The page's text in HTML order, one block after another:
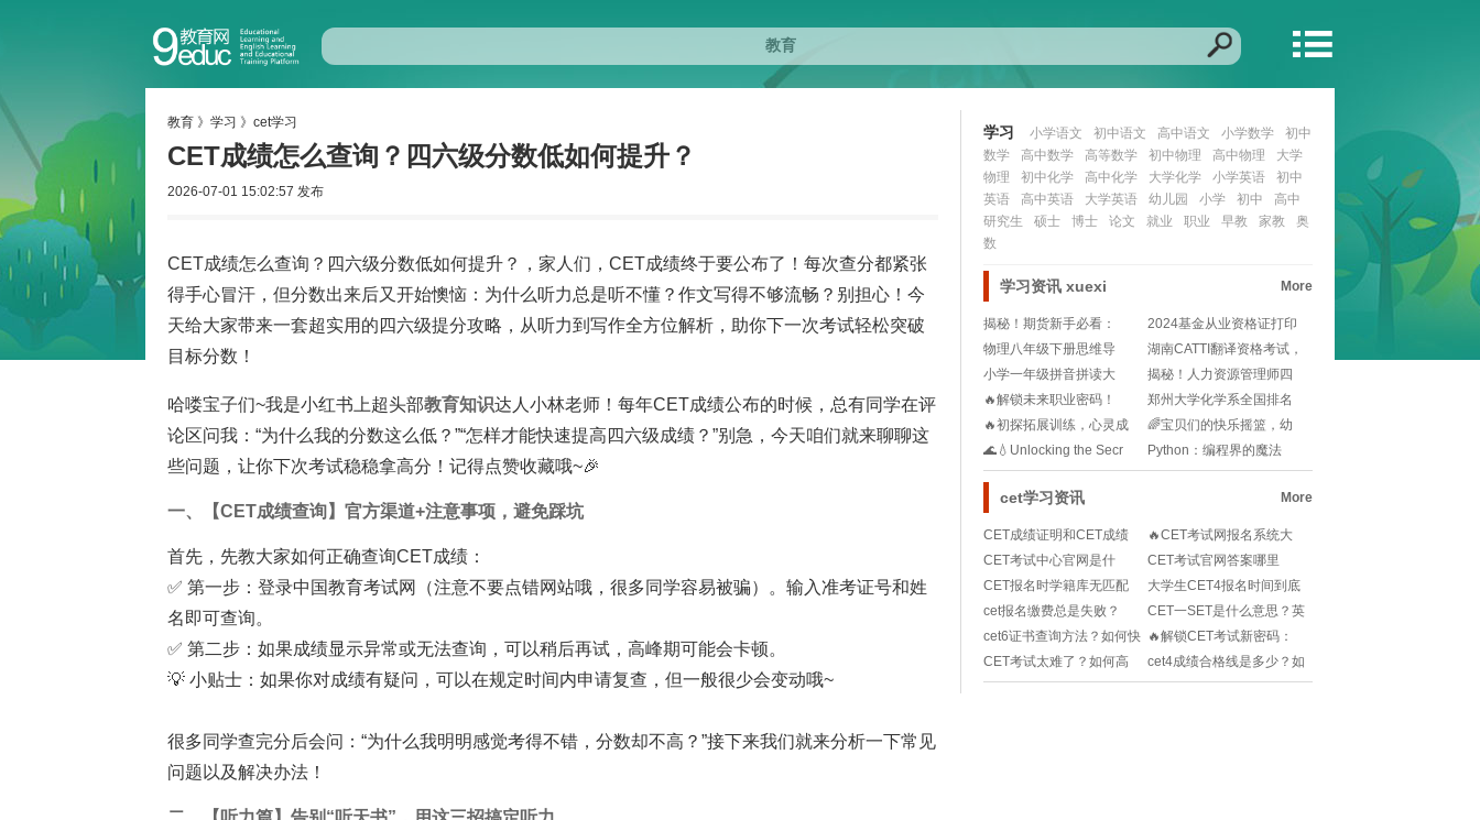
教育 》 学习 》 cet学习
CET成绩怎么查询？四六级分数低如何提升？
2026-07-01 15:02:57 发布
CET成绩怎么查询？四六级分数低如何提升？，家人们，CET成绩终于要公布了！每次查分都紧张
得手心冒汗，但分数出来后又开始懊恼：为什么听力总是听不懂？作文写得不够流畅？别担心！今
天给大家带来一套超实用的四六级提分攻略，从听力到写作全方位解析，助你下一次考试轻松突破
目标分数！
哈喽宝子们~我是小红书上超头部教育知识达人小林老师！每年CET成绩公布的时候，总有同学在评
论区问我：“为什么我的分数这么低？”“怎样才能快速提高四六级成绩？”别急，今天咱们就来聊聊这
些问题，让你下次考试稳稳拿高分！记得点赞收藏哦~🎉
一、【CET成绩查询】官方渠道+注意事项，避免踩坑
首先，先教大家如何正确查询CET成绩：
✅ 第一步：登录中国教育考试网（注意不要点错网站哦，很多同学容易被骗）。输入准考证号和姓
名即可查询。
✅ 第二步：如果成绩显示异常或无法查询，可以稍后再试，高峰期可能会卡顿。
💡 小贴士：如果你对成绩有疑问，可以在规定时间内申请复查，但一般很少会变动哦~
很多同学查完分后会问：“为什么我明明感觉考得不错，分数却不高？”接下来我们就来分析一下常见
问题以及解决办法！
学习 小学语文 初中语文 高中语文 小学数学
初中
数学
高中数学 高等数学 初中物理 高中物理
大学
物理
初中化学 高中化学 大学化学 小学英语
初中
英语
高中英语 大学英语 幼儿园 小学 初中
高中
研究生
硕士 博士 论文 就业 职业 早教 家教
奥
数
学习资讯 xuexi More
揭秘！期货新手必看：
2025年期货从业资
2024基金从业资格证打印
流程是怎样的？
物理八年级下册思维导
图？🧐如何快速梳理知
湖南CATTI翻译资格考试，
你准备好了吗
小学一年级拼音拼读大
全？🎒孩子发音不准怎
揭秘！人力资源管理师四
级的入门密码：你需
🔥解锁未来职业密码！
BEC报名资格全解析
郑州大学化学系全国排名
是多少🧐是怎样的实
🔥初探拓展训练，心灵成
长的火花碰撞！🔥
🌈宝贝们的快乐摇篮，幼
儿园的温馨颂歌🎈!
🌊💧Unlocking the Secr
Python：编程界的魔法
棒，解锁无限趣
cet学习资讯 More
CET成绩证明和CET成绩
单有啥区别？考完四六级
一定要了解！
🔥CET考试网报名系统大
揭秘：你的通关秘籍往这
边看！📝📊
CET考试中心官网是什
么？如何高效备考大学英
语四六级考试？
CET考试官网答案哪里
找？如何高效利用真题提
分？速来学习！
CET报名时学籍库无匹配
项？别慌！解决方法来
了！
大学生CET4报名时间到底
是什么时候？别错过重要
节点！
cet报名缴费总是失败？
2025最全缴费攻略来了！
快收藏！
CET一SET是什么意思？英
语考试小白必看！
cet6证书查询方法？如何快
速找到成绩+领取证书？
🔥解锁CET考试新密码：
你真的准备好了吗？🎓📝
CET考试太难了？如何高
效备考+轻松拿证？求学霸
cet4成绩合格线是多少？如
何高效备考+提分技巧？速